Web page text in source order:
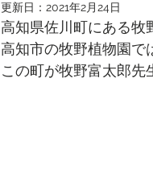
更新日： 2021年2月24日
高知県佐川町にある牧
高知市の牧野植物園で
この町が牧野富太郎先